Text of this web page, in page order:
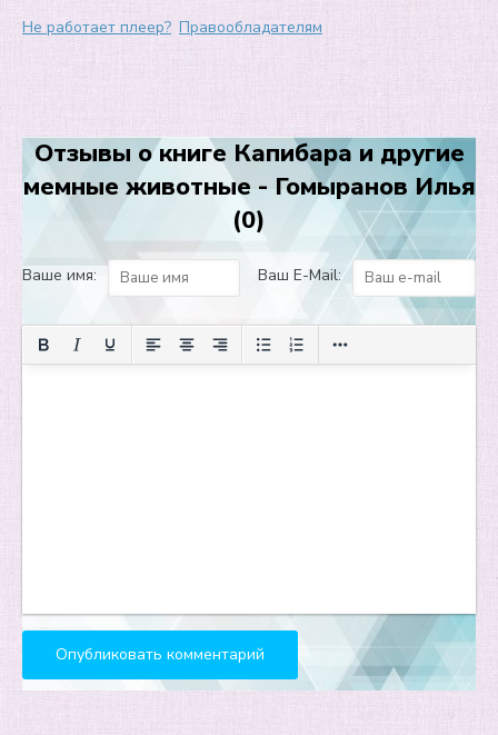
Не работает плеер? Правообладателям
Отзывы о книге Капибара и другие
мемные животные - Гомыранов Илья
(0)
Ваше имя: Ваш E-Mail: